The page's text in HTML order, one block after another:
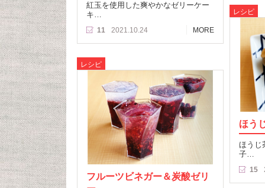
紅玉を使用した爽やかなゼリーケー
キ…
11 2021.10.24 MORE
レシピ
ほう
ほうじ
子…
15
レシピ
フルーツビネガー＆炭酸ゼリ